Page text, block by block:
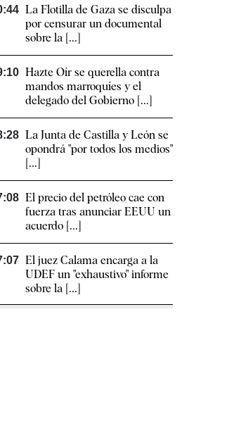
La Flotilla de Gaza se disculpa
por censurar un documental
sobre la [...]
Hazte Oír se querella contra
mandos marroquíes y el
delegado del Gobierno [...]
La Junta de Castilla y León se
opondrá "por todos los medios"
[...]
El precio del petróleo cae con
fuerza tras anunciar EEUU un
acuerdo [...]
El juez Calama encarga a la
UDEF un "exhaustivo" informe
sobre la [...]